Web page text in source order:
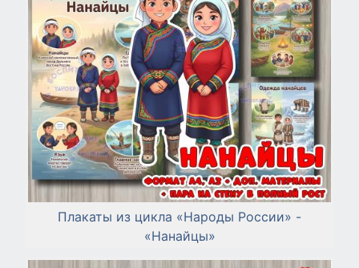
Плакаты из цикла «Народы России» -
«Нанайцы»